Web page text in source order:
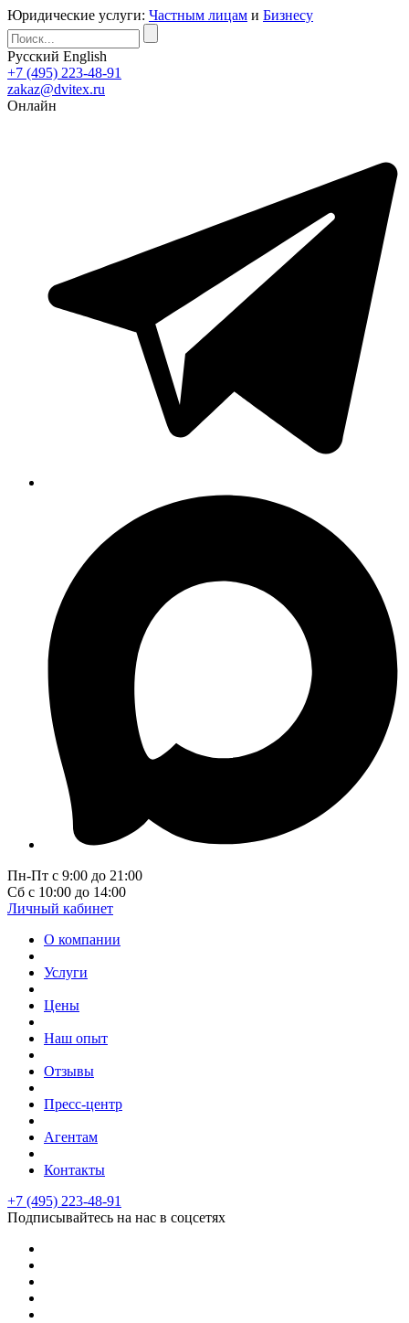
Юридические услуги: Частным лицам и Бизнесу
Русский English
+7 (495) 223-48-91
zakaz@dvitex.ru
Онлайн
Пн-Пт с 9:00 до 21:00
Сб с 10:00 до 14:00
Личный кабинет
О компании
Услуги
Цены
Наш опыт
Отзывы
Пресс-центр
Агентам
Контакты
+7 (495) 223-48-91
Подписывайтесь на нас в соцсетях